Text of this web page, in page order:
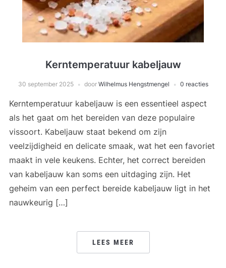
Kerntemperatuur kabeljauw
30 september 2025 door Wilhelmus Hengstmengel 0 reacties
Kerntemperatuur kabeljauw is een essentieel aspect
als het gaat om het bereiden van deze populaire
vissoort. Kabeljauw staat bekend om zijn
veelzijdigheid en delicate smaak, wat het een favoriet
maakt in vele keukens. Echter, het correct bereiden
van kabeljauw kan soms een uitdaging zijn. Het
geheim van een perfect bereide kabeljauw ligt in het
nauwkeurig […]
LEES MEER